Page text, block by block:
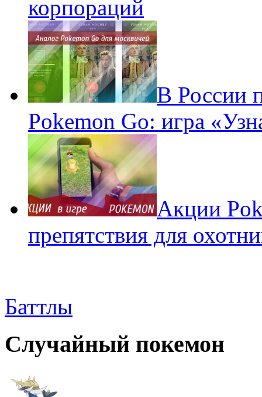
корпораций
В России
Pokemon Go: игра
Акции
препятствия для
Баттлы
Случайный покемон